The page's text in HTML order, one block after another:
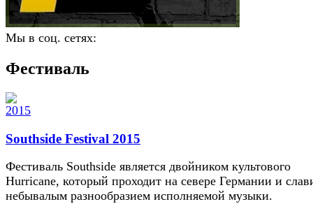
Мы в соц. сетях:
Фестиваль
Southside Festival 2015
Фестиваль Southside является двойником культового
Hurricane, который проходит на севере Германии и
небывалым разнообразием исполняемой музыки.